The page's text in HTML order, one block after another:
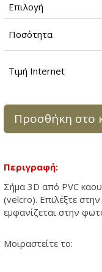
Επιλογή
Ποσότητα
Τιμή Internet
Προσθήκη στο
Περιγραφή:
Σήμα 3D από PVC
(velcro). Επιλέξτε
εμφανίζεται στην
Μοιραστείτε το: